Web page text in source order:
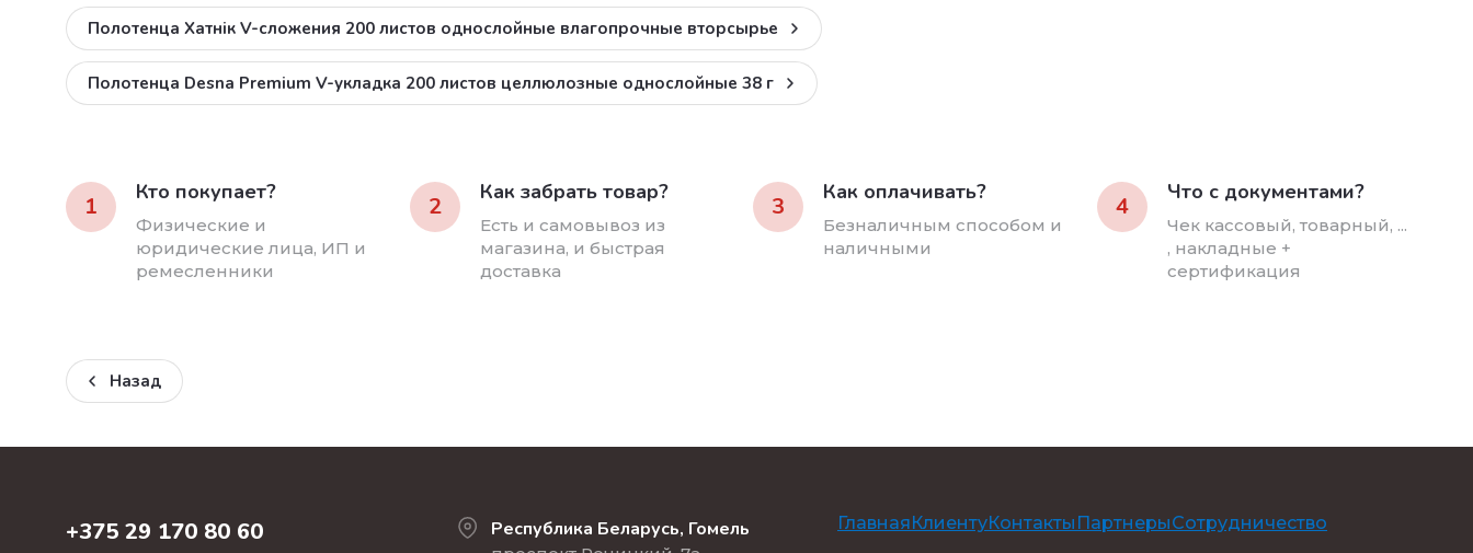
Полотенца Хатнiк V-сложения 200 листов однослойные влагопрочные вторсырье
Полотенца Desna Premium V-укладка 200 листов целлюлозные однослойные 38 г
1 Кто покупает?
Физические и
юридические лица, ИП и
ремесленники
2 Как забрать товар?
Есть и самовывоз из
магазина, и быстрая
доставка
3 Как оплачивать?
Безналичным способом и
наличными
4 Что с документами?
Чек кассовый, товарный, ...
, накладные +
сертификация
Назад
+375 29 170 80 60 Республика Беларусь, Гомель ГлавнаяКлиентуКонтакты ПартнерыСотрудничество